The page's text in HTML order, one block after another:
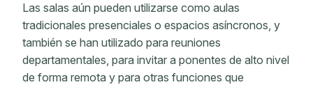
Las salas aún pueden utilizarse como aulas
tradicionales presenciales o espacios asíncronos, y
también se han utilizado para reuniones
departamentales, para invitar a ponentes de alto nivel
de forma remota y para otras funciones que